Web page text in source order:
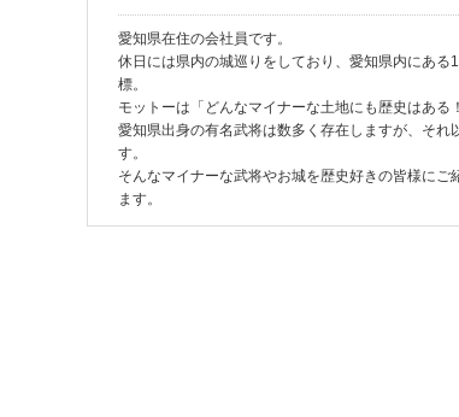
愛知県在住の会社員です。
休日には県内の城巡りをしており、愛知県内にあ
標。
モットーは「どんなマイナーな土地にも歴史はある
愛知県出身の有名武将は数多く存在しますが、それ
す。
そんなマイナーな武将やお城を歴史好きの皆様に
ます。